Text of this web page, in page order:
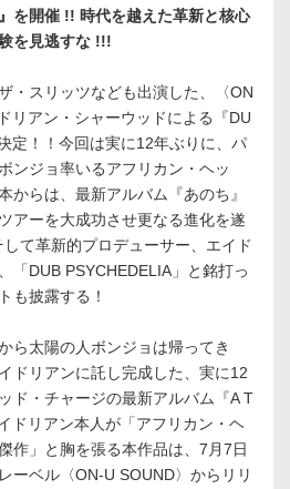
を開催 !! 時代を越えた革新と核心
を見逃すな !!!
・スリッツなども出演した、〈ON
リアン・シャーウッドによる『DU
定！！今回は実に12年ぶりに、パ
ンジョ率いるアフリカン・ヘッ
からは、最新アルバム『あのち』
アーを大成功させ更なる進化を遂
て革新的プロデューサー、エイド
「DUB PSYCHEDELIA」と銘打っ
も披露する！
ら太陽の人ボンジョは帰ってき
ドリアンに託し完成した、実に12
ド・チャージの最新アルバム『A T
ドリアン本人が「アフリカン・ヘ
作」と胸を張る本作品は、7月7日
ーベル〈ON-U SOUND〉からリリ